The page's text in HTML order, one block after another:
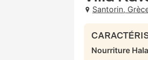
Santorin,
Nourriture